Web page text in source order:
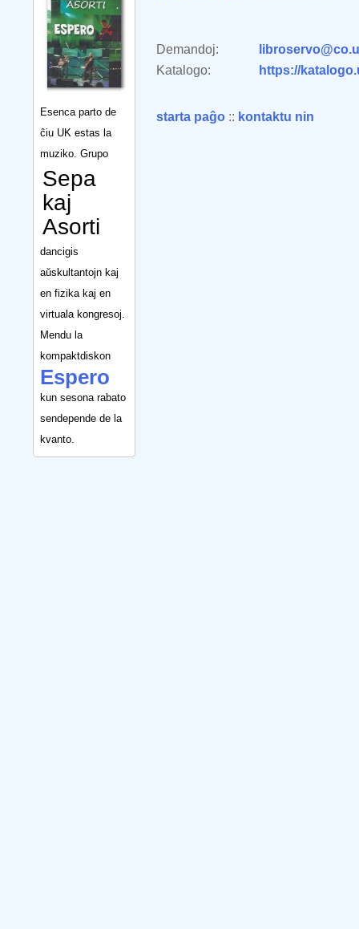
Esenca parto de
ĉiu UK estas la
muziko. Grupo
Sepa
kaj
Asorti
dancigis
aŭskultantojn kaj
en fizika kaj en
virtuala kongresoj.
Mendu la
kompaktdiskon
Espero
kun sesona rabato
sendepende de la
kvanto.
Demandoj:
Katalogo:
https://
starta paĝo :: kontaktu nin